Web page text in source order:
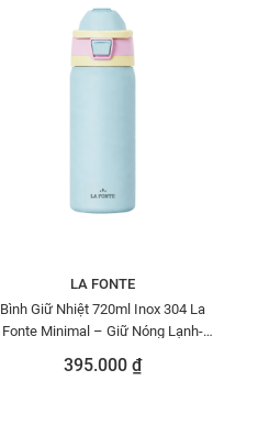
LA FONTE
Bình Giữ Nhiệt 720ml Inox 304 La
Fonte Minimal – Giữ Nóng Lạnh-
395.000 ₫